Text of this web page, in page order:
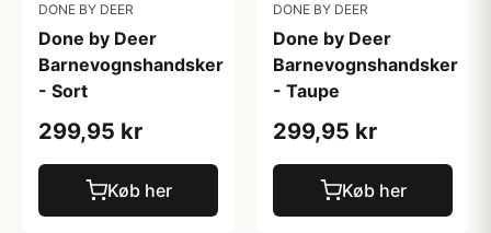
DONE BY DEER
Done by Deer
Barnevognshandsker
- Sort
299,95 kr
Køb her
DONE BY DEER
Done by Deer
Barnevognshandsker
- Taupe
299,95 kr
Køb her